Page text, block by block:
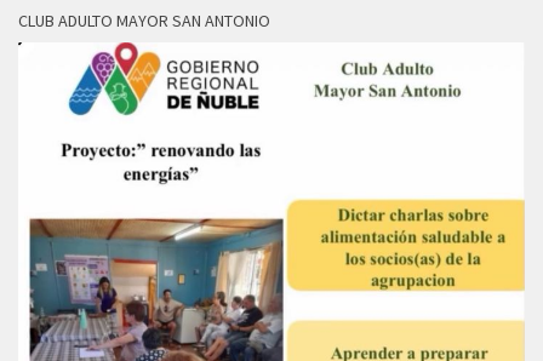
CLUB ADULTO MAYOR SAN ANTONIO